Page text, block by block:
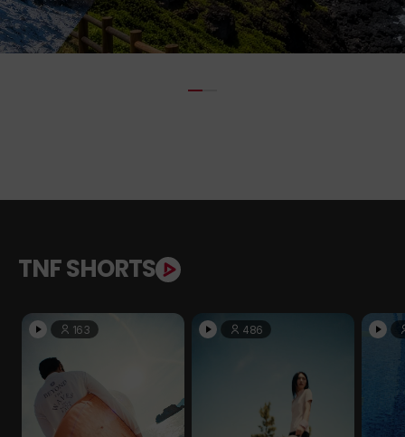
TNF SHORTS
163 486